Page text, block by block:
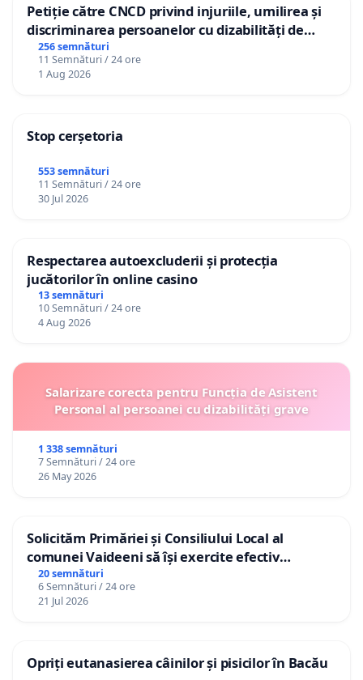
Petiție către CNCD privind injuriile, umilirea și
discriminarea persoanelor cu dizabilități de
către utilizatorul TikTok „Gorici”
256 semnături
11 Semnături / 24 ore
1 Aug 2026
Stop cerșetoria
553 semnături
11 Semnături / 24 ore
30 Jul 2026
Respectarea autoexcluderii și protecția
jucătorilor în online casino
13 semnături
10 Semnături / 24 ore
4 Aug 2026
Salarizare corecta pentru Funcția de Asistent
Personal al persoanei cu dizabilități grave
1 338 semnături
7 Semnături / 24 ore
26 May 2026
Solicităm Primăriei și Consiliului Local al
comunei Vaideeni să își exercite efectiv
atribuțiile legale și să reprezinte interesele
cetățenilor în raport cu APAVIL S.A, operatorul
serviciului de apă!
20 semnături
6 Semnături / 24 ore
21 Jul 2026
Opriți eutanasierea câinilor și pisicilor în Bacău